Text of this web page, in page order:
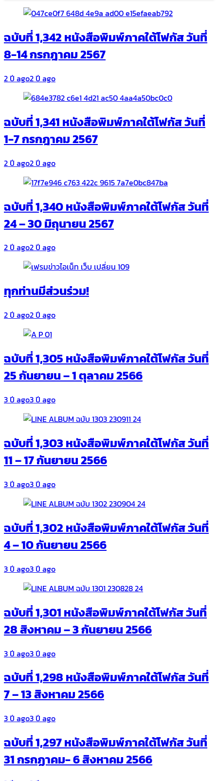
ฉบับที่ 1,342 หนังสือพิมพ์ภาคใต้โฟกัส วันที่
8-14 กรกฎาคม 2567
2 ปี ago2 ปี ago
ฉบับที่ 1,341 หนังสือพิมพ์ภาคใต้โฟกัส วันที่
1-7 กรกฎาคม 2567
2 ปี ago2 ปี ago
ฉบับที่ 1,340 หนังสือพิมพ์ภาคใต้โฟกัส วันที่
24 – 30 มิถุนายน 2567
2 ปี ago2 ปี ago
ทุกท่านมีส่วนร่วม!
2 ปี ago2 ปี ago
ฉบับที่ 1,305 หนังสือพิมพ์ภาคใต้โฟกัส วันที่
25 กันยายน – 1 ตุลาคม 2566
3 ปี ago3 ปี ago
ฉบับที่ 1,303 หนังสือพิมพ์ภาคใต้โฟกัส วันที่
11 – 17 กันยายน 2566
3 ปี ago3 ปี ago
ฉบับที่ 1,302 หนังสือพิมพ์ภาคใต้โฟกัส วันที่
4 – 10 กันยายน 2566
3 ปี ago3 ปี ago
ฉบับที่ 1,301 หนังสือพิมพ์ภาคใต้โฟกัส วันที่
28 สิงหาคม – 3 กันยายน 2566
3 ปี ago3 ปี ago
ฉบับที่ 1,298 หนังสือพิมพ์ภาคใต้โฟกัส วันที่
7 – 13 สิงหาคม 2566
3 ปี ago3 ปี ago
ฉบับที่ 1,297 หนังสือพิมพ์ภาคใต้โฟกัส วันที่
31 กรกฏาคม- 6 สิงหาคม 2566